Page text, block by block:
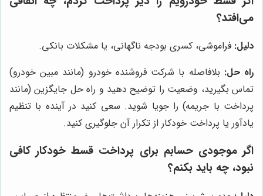
می‌افتد؟
دلیل: فراموشی، کسری بودجه ناگهانی، یا مشکلات بانکی.
راه حل: بلافاصله با شرکت فروشنده خودرو (مانند مبین خودرو)
تماس بگیرید، وضعیت را توضیح دهید و راه حل جایگزین (مانند
پرداخت با جریمه) را جویا شوید. سعی کنید در آینده با تنظیم
یادآور یا پرداخت خودکار از تکرار آن جلوگیری کنید.
اگر موجودی حسابم برای پرداخت قسط خودکار کافی
نبود، چه باید بکنم؟